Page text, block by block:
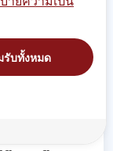
รับทั้งหมด